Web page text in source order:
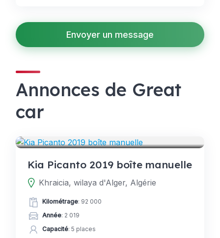
Envoyer un message
Annonces de Great
car
Kia Picanto 2019 boîte manuelle
Khraicia, wilaya d'Alger, Algérie
Kilométrage: 92 000
Année: 2 019
Capacité: 5 places